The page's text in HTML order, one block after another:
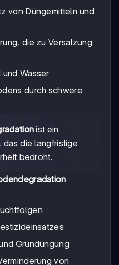
von Düngemitteln und
die zu Versalzung
und Wasser
durch schwere
ist ein
die langfristige
bedroht.
Gründüngung
von